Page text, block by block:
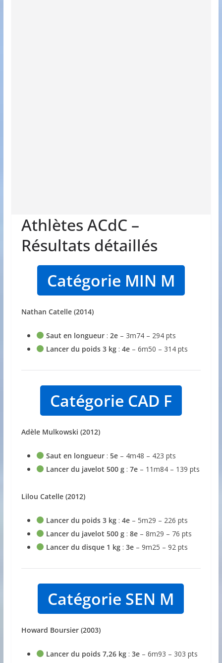
Athlètes ACdC –
Résultats détaillés
Catégorie MIN M
Nathan Catelle (2014)
Saut en longueur: 2e– 3m74 – 294 pts
Lancer du poids 3 kg: 4e– 6m50 – 314 pts
Catégorie CAD F
Adèle Mulkowski (2012)
Saut en longueur: 5e– 4m48 – 423 pts
Lancer du javelot 500 g: 7e– 11m84 – 139 pts
Lilou Catelle (2012)
Lancer du poids 3 kg: 4e– 5m29 – 226 pts
Lancer du javelot 500 g: 8e– 8m29 – 76 pts
Lancer du disque 1 kg: 3e– 9m25 – 92 pts
Catégorie SEN M
Howard Boursier (2003)
Lancer du poids 7,26 kg: 3e– 6m93 – 303 pts